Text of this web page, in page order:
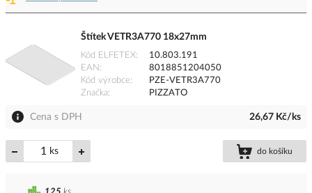
Štítek VETR3A770 18x27mm
Kód ELFETEX
10.803.191
EAN
8018851204050
Kód výrobce
PZE-VETR3A770
Značka
PIZZATO
Cena s DPH 26,67 Kč/ks
ks do košíku